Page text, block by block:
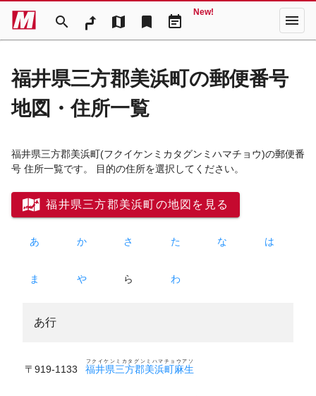
search map bookmark event_note
New! menu
福井県三方郡美浜町の郵便番号
地図・住所一覧
福井県三方郡美浜町(フクイケンミカタグンミハマチョウ)の郵便番
号 住所一覧です。 目的の住所を選択してください。
福井県三方郡美浜町の地図を見る
あ か さ た な は
ま や ら わ
あ行
〒919-1133 福井県三方郡美浜町麻生
フクイケンミカタグンミハマチョウアソ